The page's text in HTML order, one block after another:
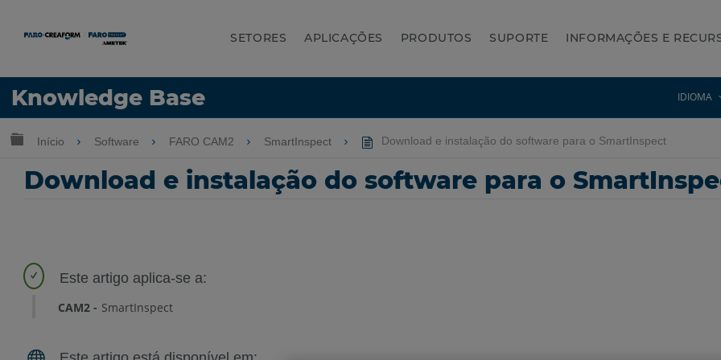
SETORES APLICAÇÕES PRODUTOS SUPORTE INFORMAÇÕES E
Knowledge Base IDIOMA
Idioma
Expandir/recolher hierarquia global
Início Software FARO CAM2 SmartInspect Download e instalação do software para o SmartInspect
Download e instalação do software para o
CAM2 SmartInspect